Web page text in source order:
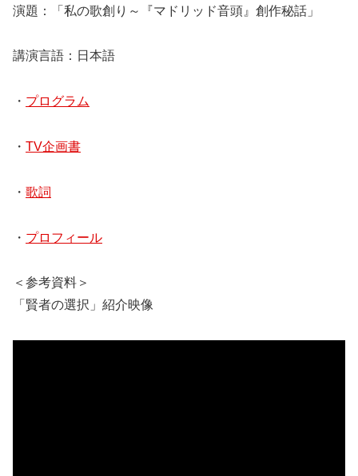
演題：「私の歌創り～『マドリッド音頭』創作秘話」
講演言語：日本語
・ プログラム
・ TV企画書
・ 歌詞
・ プロフィール
＜参考資料＞
「賢者の選択」紹介映像